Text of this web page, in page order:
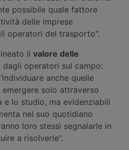
possibile quale fattore
delle imprese
operatori del trasporto".
il valore delle
dagli operatori sul campo:
anche quelle
solo attraverso
e lo studio, ma evidenziabili
nel suo quotidiano
loro stessi segnalarle in
a risolverle".